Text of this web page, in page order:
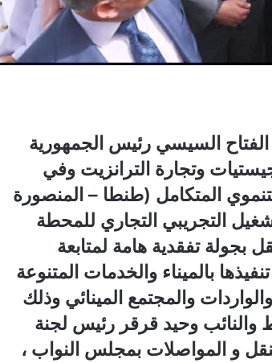
السيسي رئيس الجمهورية
وتجارة الترانزيت وفي
المتكامل (طنطا – المنصورة
التجريبي التجاري للمحطة
بجولة تفقدية هامة لمتابعة
بالميناء والخدمات المتنوعة
والمجتمع المينائي وذلك
والنائب وحيد قرقر رئيس لجنة
و المواصلات بمجلس النواب ،